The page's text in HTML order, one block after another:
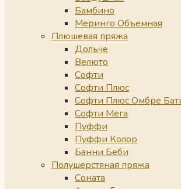
Бамбино
Меринго Объемная
Плюшевая пряжа
Дольче
Велюто
Софти
Софти Плюс
Софти Плюс Омбре
Софти Мега
Пуффи
Пуффи Колор
Банни Беби
Полушерстяная пряжа
Соната